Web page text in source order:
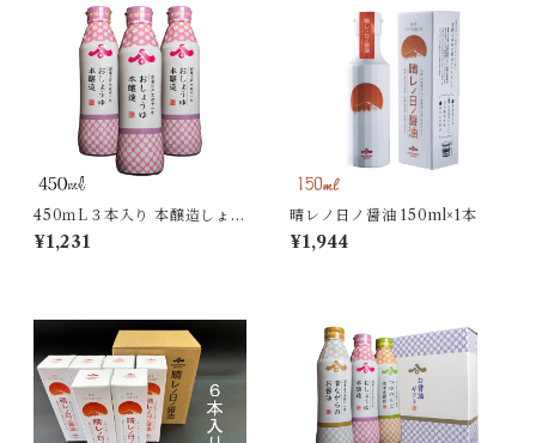
450ｍL３本入り 本醸造しょう
ゆ 密封ボトル
¥1,231
晴レノ日ノ醤油 150ml×1本
¥1,944